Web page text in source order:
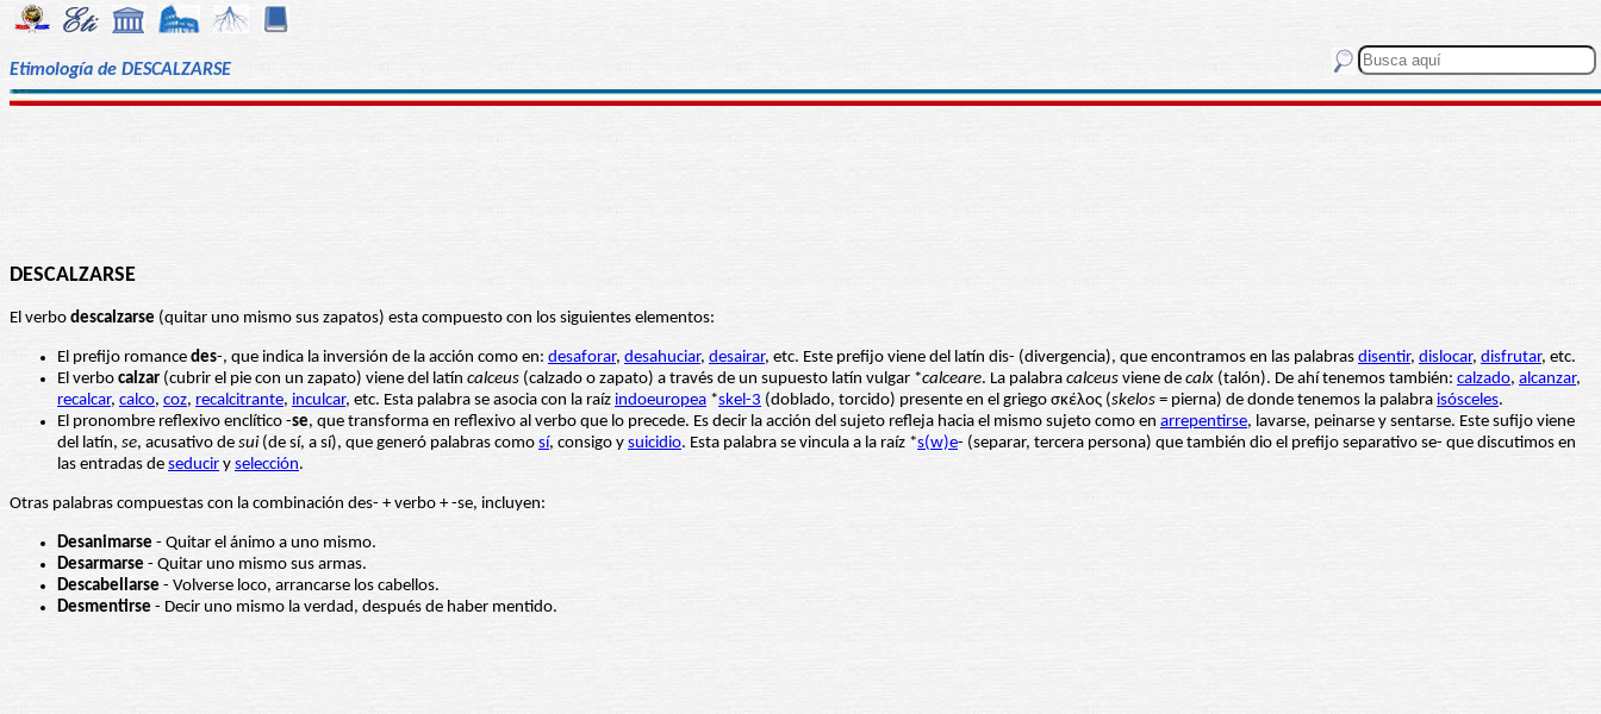
Etimología de DESCALZARSE
DESCALZARSE
El verbo descalzarse (quitar uno mismo sus zapatos) esta compuesto con los siguientes elementos:
El prefijo romance des-, que indica la inversión de la acción como en: desaforar, desahuciar, desairar, etc. Este prefijo viene del latín dis- (divergencia), que encontramos en las palabras disentir, dislocar, disfrutar, etc.
El verbo calzar (cubrir el pie con un zapato) viene del latín calceus (calzado o zapato) a través de un supuesto latín vulgar *calceare. La palabra calceus viene de calx (talón). De ahí tenemos también: calzado, alcanzar,
recalcar, calco, coz, recalcitrante, inculcar, etc. Esta palabra se asocia con la raíz indoeuropea *skel-3 (doblado, torcido) presente en el griego σκέλος (skelos = pierna) de donde tenemos la palabra isósceles.
El pronombre reflexivo enclítico -se, que transforma en reflexivo al verbo que lo precede. Es decir la acción del sujeto refleja hacia el mismo sujeto como en arrepentirse, lavarse, peinarse y sentarse. Este sufijo viene
del latín, se, acusativo de sui(de sí, a sí), que generó palabras como sí, consigo y suicidio. Esta palabra se vincula a la raíz *s(w)e- (separar, tercera persona) que también dio el prefijo separativo se- que discutimos en
las entradas de seducir y selección.
Otras palabras compuestas con la combinación des- + verbo + -se, incluyen:
Desanimarse - Quitar el ánimo a uno mismo.
Desarmarse - Quitar uno mismo sus armas.
Descabellarse - Volverse loco, arrancarse los cabellos.
Desmentirse - Decir uno mismo la verdad, después de haber mentido.